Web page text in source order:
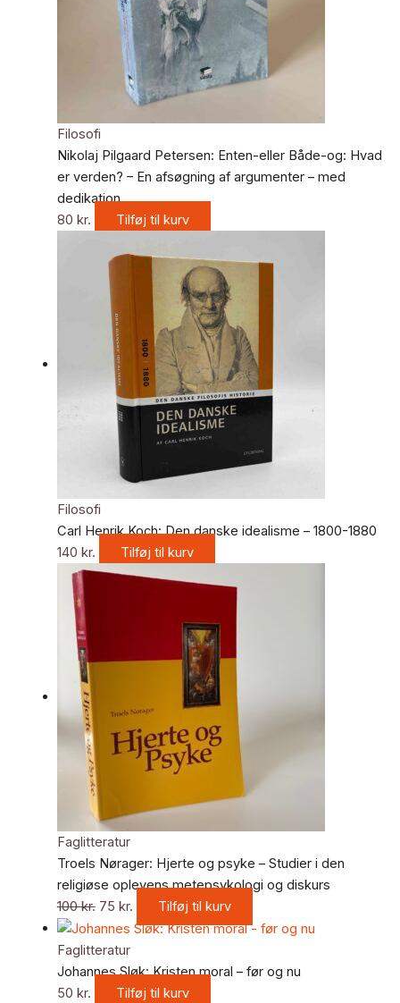
Filosofi
Nikolaj Pilgaard Petersen: Enten-eller Både-og: Hvad
er verden? – En afsøgning af argumenter – med
dedikation
80 kr. Tilføj til kurv
Filosofi
Carl Henrik Koch: Den danske idealisme – 1800-1880
140 kr. Tilføj til kurv
Faglitteratur
Troels Nørager: Hjerte og psyke – Studier i den
religiøse oplevens metepsykologi og diskurs
100kr. 75 kr. Tilføj til kurv
Faglitteratur
Johannes Sløk: Kristen moral – før og nu
50 kr. Tilføj til kurv